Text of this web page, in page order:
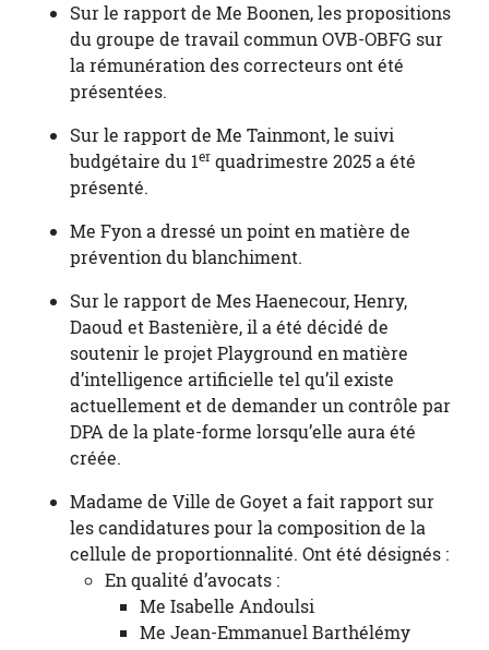
Sur le rapport de Me Boonen, les propositions
du groupe de travail commun OVB-OBFG sur
la rémunération des correcteurs ont été
présentées.
Sur le rapport de Me Tainmont, le suivi
budgétaire du 1er quadrimestre 2025 a été
présenté.
Me Fyon a dressé un point en matière de
prévention du blanchiment.
Sur le rapport de Mes Haenecour, Henry,
Daoud et Bastenière, il a été décidé de
soutenir le projet Playground en matière
d’intelligence artificielle tel qu’il existe
actuellement et de demander un contrôle par
DPA de la plate-forme lorsqu’elle aura été
créée.
Madame de Ville de Goyet a fait rapport sur
les candidatures pour la composition de la
cellule de proportionnalité. Ont été désignés :
En qualité d’avocats :
Me Isabelle Andoulsi
Me Jean-Emmanuel Barthélémy